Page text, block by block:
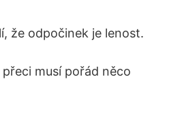
že odpočinek je lenost.
musí pořád něco